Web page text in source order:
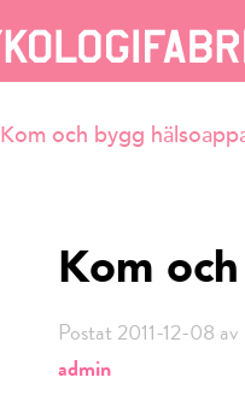
Kom och bygg
Kom
Postat 2011-12-08 av
admin